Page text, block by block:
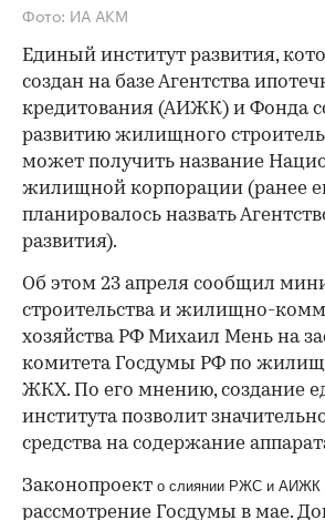
Фото: ИА АКМ
Единый институт развития,
создан на базе Агентства
кредитования (АИЖК) и Фонда
развитию жилищного
может получить название
жилищной корпорации (ранее
планировалось назвать
развития).
Об этом 23 апреля сообщил
строительства и жилищно-
хозяйства РФ Михаил Мень на
комитета Госдумы РФ по
ЖКХ. По его мнению, создание
института позволит
средства на содержание
Законопроект о слиянии РЖС и АИЖК
рассмотрение Госдумы в мае.